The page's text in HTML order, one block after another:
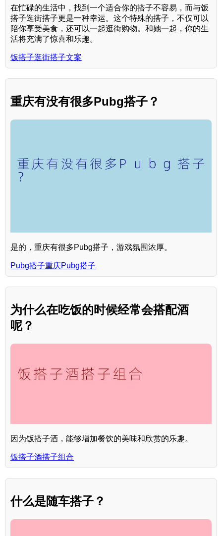
在忙碌的生活中，找到一个适合你的搭子不容易，而与饭
搭子逛街搭子更是一种幸运。这个特殊的搭子，不仅可以
陪你享受美食，还可以一起逛街购物。和她一起，你的生
活将充满了惊喜和乐趣。
饭搭子逛街搭子文案
重庆有没有很多Pubg搭子？
是的，重庆有很多Pubg搭子，游戏氛围浓厚。
Pubg搭子重庆Pubg搭子
为什么在吃饭的时候经常会搭配酒
呢？
因为饭搭子酒，能够增加餐饮的美味和欣赏的乐趣。
饭搭子酒搭子组合
什么是随车搭子？